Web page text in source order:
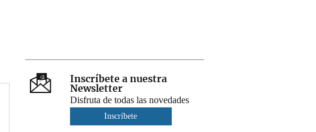
Inscríbete a nuestra
Newsletter
Disfruta de todas las novedades
Inscríbete